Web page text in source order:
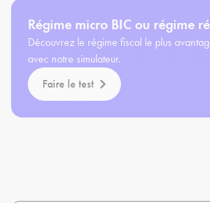
Régime micro BIC ou régime
Découvrez le régime fiscal le plus
avec notre simulateur.
Faire le test